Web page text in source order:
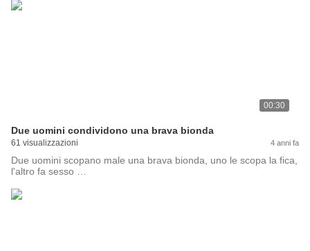
00:30
Due uomini condividono una brava bionda
61 visualizzazioni 4 anni fa
Due uomini scopano male una brava bionda, uno le scopa la fica,
l'altro fa sesso …